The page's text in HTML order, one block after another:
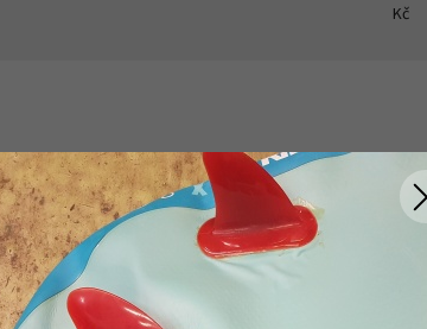
Kč
PŘIHLASTE SE K
Získejte přehled o novinkách a